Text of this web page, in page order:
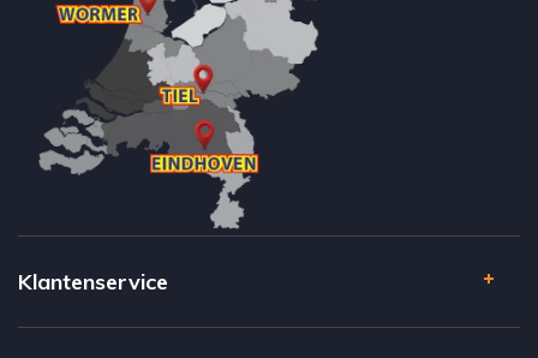
Klantenservice